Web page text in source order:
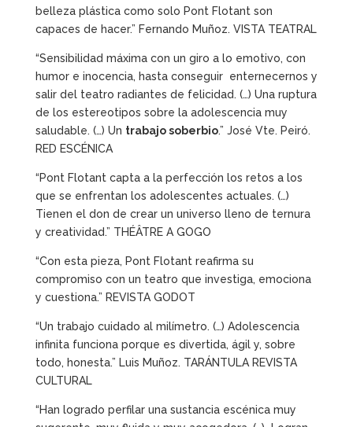
belleza plástica como solo Pont Flotant son
capaces de hacer.” Fernando Muñoz. VISTA TEATRAL
“Sensibilidad máxima con un giro a lo emotivo, con
humor e inocencia, hasta conseguir enternecernos y
salir del teatro radiantes de felicidad. (…) Una ruptura
de los estereotipos sobre la adolescencia muy
saludable. (…) Un trabajo soberbio.” José Vte. Peiró.
RED ESCÉNICA
“Pont Flotant capta a la perfección los retos a los
que se enfrentan los adolescentes actuales. (…)
Tienen el don de crear un universo lleno de ternura
y creatividad.” THÉÂTRE A GOGO
“Con esta pieza, Pont Flotant reafirma su
compromiso con un teatro que investiga, emociona
y cuestiona.” REVISTA GODOT
“Un trabajo cuidado al milímetro. (…) Adolescencia
infinita funciona porque es divertida, ágil y, sobre
todo, honesta.” Luis Muñoz. TARÁNTULA REVISTA
CULTURAL
“Han logrado perfilar una sustancia escénica muy